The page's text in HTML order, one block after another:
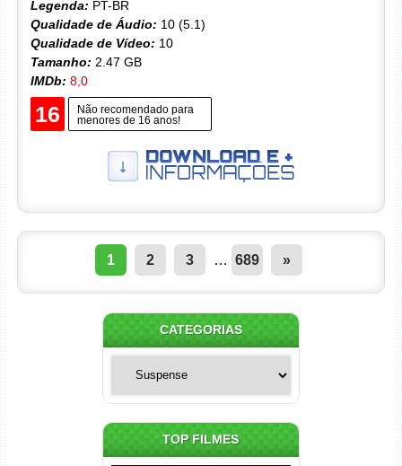
Legenda: PT-BR
Qualidade de Áudio: 10 (5.1)
Qualidade de Vídeo: 10
Tamanho: 2.47 GB
IMDb: 8,0
16
Não recomendado para
menores de 16 anos!
1 2 3 … 689 »
CATEGORIAS
TOP FILMES